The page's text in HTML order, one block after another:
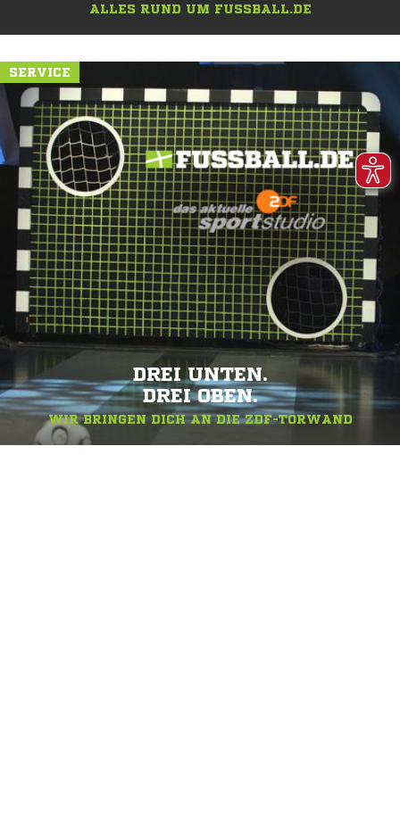
ALLES RUND UM FUSSBALL.DE
SERVICE
DREI UNTEN.
DREI OBEN.
WIR BRINGEN DICH AN DIE ZDF-TORWAND